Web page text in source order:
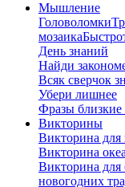
Мышление
Головоломки
мозаика
День знаний
Найди
Всяк сверчок
Убери лишнее
Фразы
Викторины
Викторина для
Викторина
Викторина
новогодних